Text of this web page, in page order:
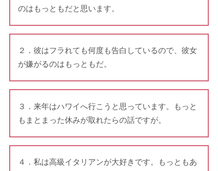
のはもっともだと思います。
２．彼はフラれても何度も告白しているので、彼女
が嫌がるのはもっともだ。
３．来年はハワイへ行こうと思っています。もっと
もまとまった休みが取れたらの話ですが。
４．私は高級イタリアンが大好きです。もっともあ